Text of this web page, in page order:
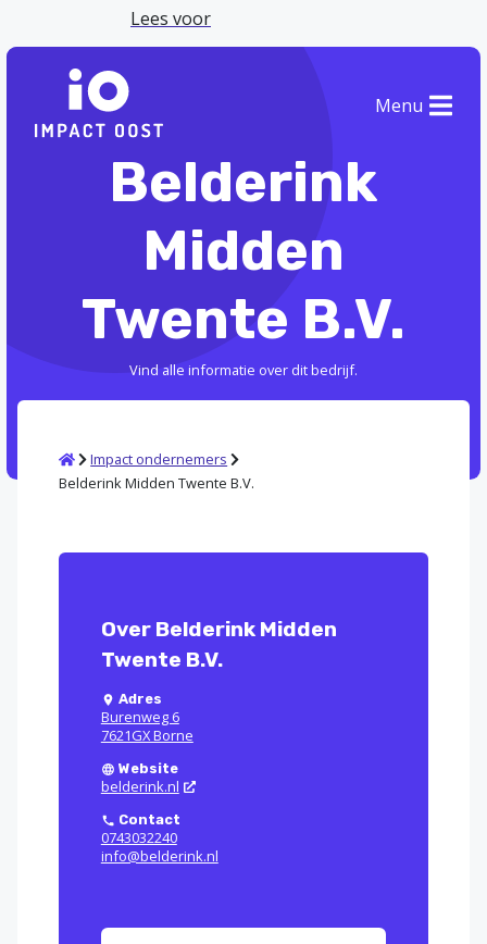
Lees voor
Menu
Belderink
Midden
Twente B.V.
Vind alle informatie over dit bedrijf.
HomeImpact ondernemers
Belderink Midden Twente B.V.
Over Belderink Midden
Twente B.V.
Adres
Burenweg 6
7621GX Borne
Website
belderink.nl
Contact
0743032240
info@belderink.nl